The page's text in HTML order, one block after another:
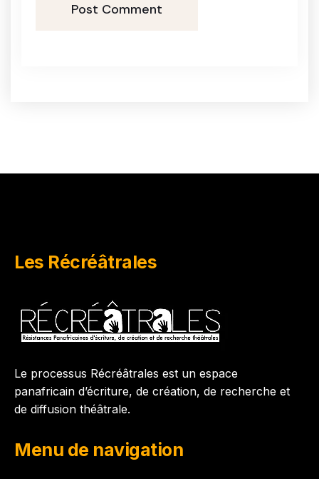
Post Comment
Les Récréâtrales
Le processus Récréâtrales est un espace
panafricain d’écriture, de création, de recherche et
de diffusion théâtrale.
Menu de navigation